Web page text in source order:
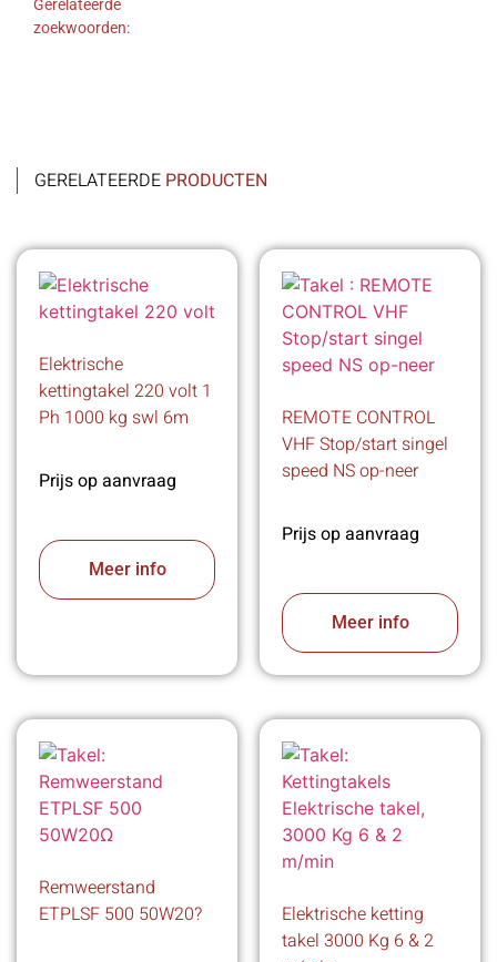
Gerelateerde
zoekwoorden:
GERELATEERDE PRODUCTEN
Elektrische
kettingtakel 220 volt 1
Ph 1000 kg swl 6m
Prijs op aanvraag
Meer info
REMOTE CONTROL
VHF Stop/start singel
speed NS op-neer
Prijs op aanvraag
Meer info
Remweerstand
ETPLSF 500 50W20?
Elektrische ketting
takel 3000 Kg 6 & 2